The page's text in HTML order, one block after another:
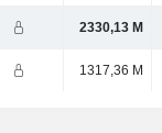
2330,13 M
1317,36 M